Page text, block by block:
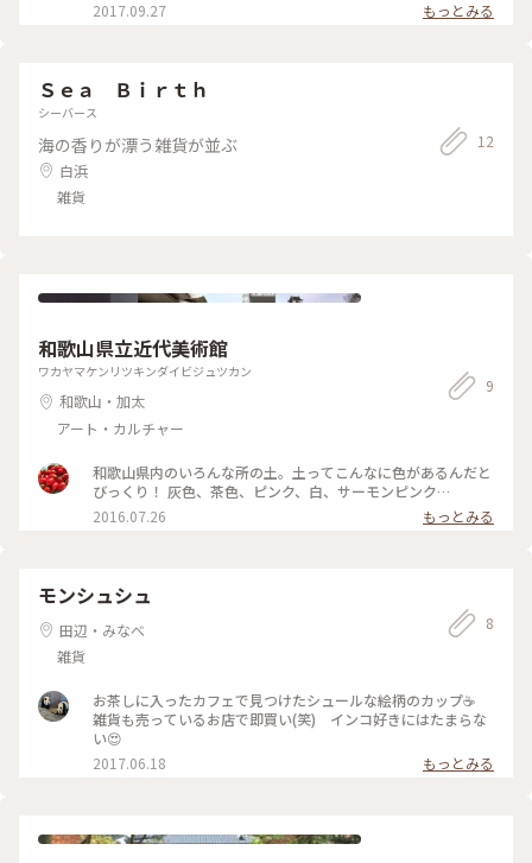
2017.09.27 もっとみる
Ｓｅａ Ｂｉｒｔｈ
シーバース
海の香りが漂う雑貨が並ぶ
白浜
雑貨
12
和歌山県立近代美術館
ワカヤマケンリツキンダイビジュツカン
和歌山・加太
アート・カルチャー
9
和歌山県内のいろんな所の土。土ってこんなに色があるんだと
びっくり！ 灰色、茶色、ピンク、白、サーモンピンク…
2016.07.26
もっとみる
モンシュシュ
田辺・みなべ
雑貨
8
お茶しに入ったカフェで見つけたシュールな絵柄のカップ☕
雑貨も売っているお店で即買い(笑) インコ好きにはたまらな
い😍
2017.06.18
もっとみる